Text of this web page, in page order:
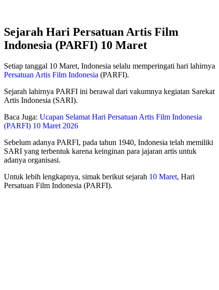
Sejarah Hari Persatuan Artis Film
Indonesia (PARFI) 10 Maret
Setiap tanggal 10 Maret, Indonesia selalu memperingati hari lahirnya
Persatuan Artis Film Indonesia (PARFI).
Sejarah lahirnya PARFI ini berawal dari vakumnya kegiatan Sarekat
Artis Indonesia (SARI).
Baca Juga: Ucapan Selamat Hari Persatuan Artis Film Indonesia
(PARFI) 10 Maret 2026
Sebelum adanya PARFI, pada tahun 1940, Indonesia telah memiliki
SARI yang terbentuk karena keinginan para jajaran artis untuk
adanya organisasi.
Untuk lebih lengkapnya, simak berikut sejarah 10 Maret, Hari
Persatuan Film Indonesia (PARFI).